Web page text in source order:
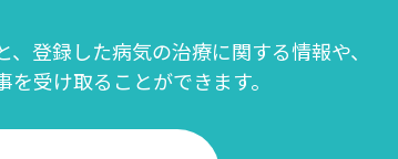
登録した病気の治療に関する情報や、
受け取ることができます。